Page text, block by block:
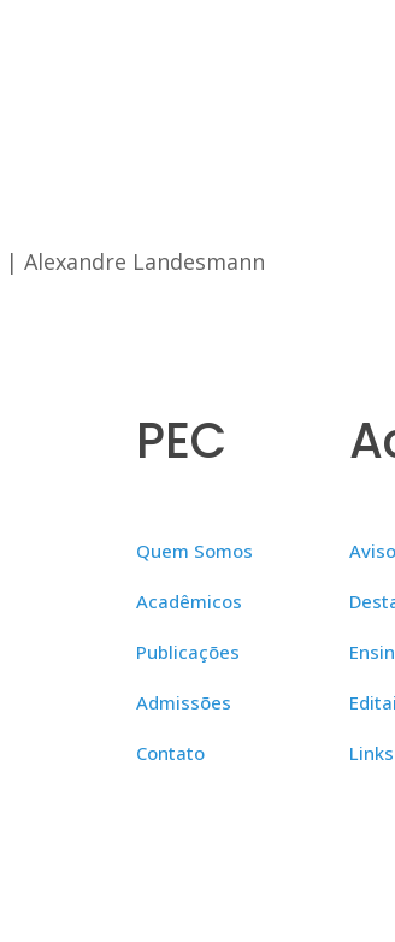
| Alexandre Landesmann
PEC
Quem Somos
Acadêmicos
Publicações
Admissões
Contato